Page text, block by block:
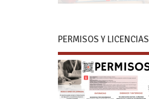
PERMISOS Y LICENCIAS